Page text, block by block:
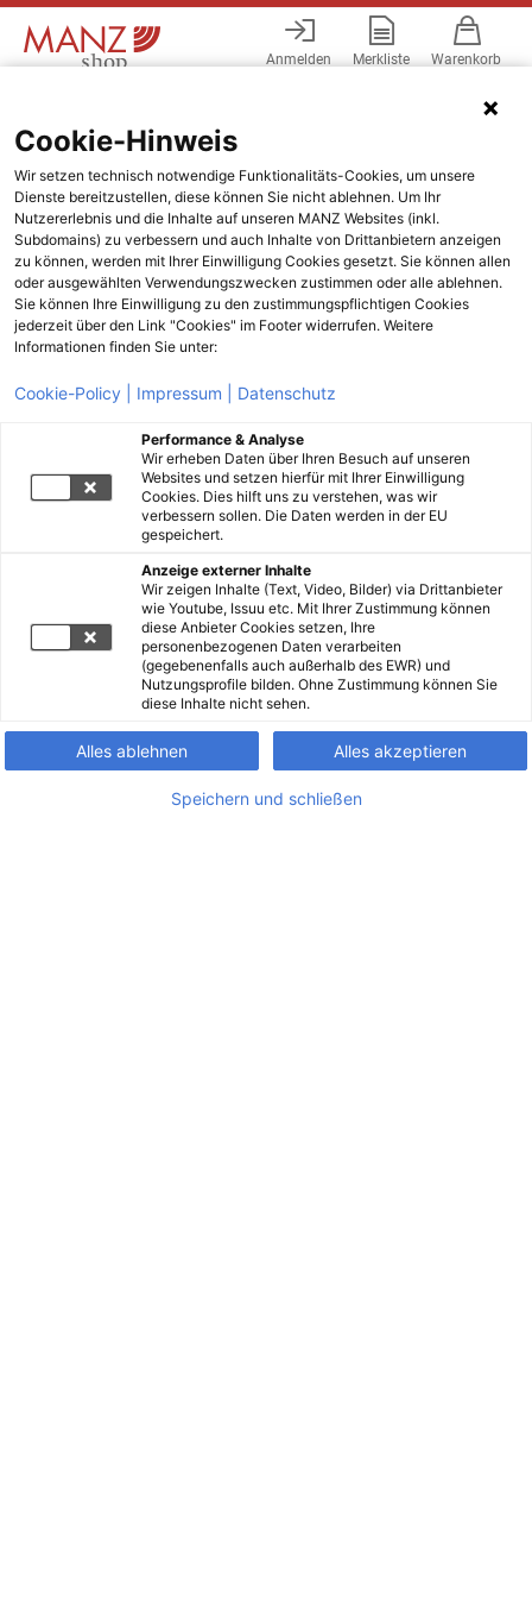
Anmelden Merkliste Warenkorb
Cookie-Hinweis
Wir setzen technisch notwendige Funktionalitäts-Cookies, um unsere
Dienste bereitzustellen, diese können Sie nicht ablehnen. Um Ihr
Nutzererlebnis und die Inhalte auf unseren MANZ Websites (inkl.
Subdomains) zu verbessern und auch Inhalte von Drittanbietern anzeigen
zu können, werden mit Ihrer Einwilligung Cookies gesetzt. Sie können allen
oder ausgewählten Verwendungszwecken zustimmen oder alle ablehnen.
Sie können Ihre Einwilligung zu den zustimmungspflichtigen Cookies
jederzeit über den Link "Cookies" im Footer widerrufen. Weitere
Informationen finden Sie unter:
Cookie-Policy | Impressum | Datenschutz
Performance & Analyse
Wir erheben Daten über Ihren Besuch auf unseren
Websites und setzen hierfür mit Ihrer Einwilligung
Cookies. Dies hilft uns zu verstehen, was wir
verbessern sollen. Die Daten werden in der EU
gespeichert.
Anzeige externer Inhalte
Wir zeigen Inhalte (Text, Video, Bilder) via Drittanbieter
wie Youtube, Issuu etc. Mit Ihrer Zustimmung können
diese Anbieter Cookies setzen, Ihre
personenbezogenen Daten verarbeiten
(gegebenenfalls auch außerhalb des EWR) und
Nutzungsprofile bilden. Ohne Zustimmung können Sie
diese Inhalte nicht sehen.
Alles ablehnen Alles akzeptieren
Speichern und schließen